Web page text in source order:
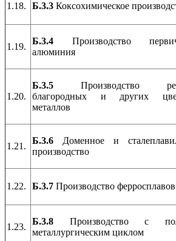
1.18. Б.3.3 Коксохимическое
1.19.
Б.3.4 Производство
алюминия
1.20.
Б.3.5 Производство
благородных и других
металлов
1.21.
Б.3.6 Доменное и
производство
1.22. Б.3.7 Производство ферросплавов
1.23.
Б.3.8 Производство с
металлургическим циклом